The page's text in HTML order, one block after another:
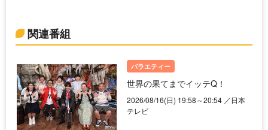
関連番組
バラエティー
世界の果てまでイッテQ！
2026/08/16(日) 19:58～20:54 ／日本
テレビ